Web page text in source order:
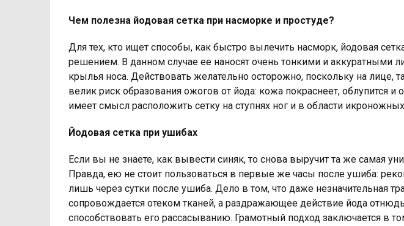
Чем полезна йодовая сетка при насморке и простуде?
Для тех, кто ищет способы, как быстро вылечить насморк, йодовая
решением. В данном случае ее наносят очень тонкими и аккуратными
крылья носа. Действовать желательно осторожно, поскольку на лице,
велик риск образования ожогов от йода: кожа покраснеет, облупится и
имеет смысл расположить сетку на ступнях ног и в области
Йодовая сетка при ушибах
Если вы не знаете, как вывести синяк, то снова выручит та же самая
Правда, ею не стоит пользоваться в первые же часы после ушиба:
лишь через сутки после ушиба. Дело в том, что даже незначительная
сопровождается отеком тканей, а раздражающее действие йода
способствовать его рассасыванию. Грамотный подход заключается в